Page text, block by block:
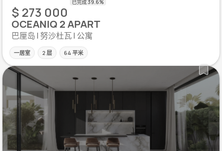
$ 273 000
OCEANIQ 2 APART
巴厘岛 | 努沙杜瓦 | 公寓
一居室 2 层 64 平米